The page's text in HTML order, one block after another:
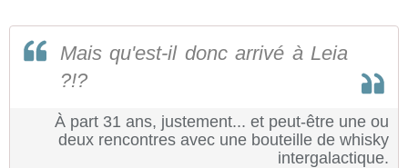
Mais qu'est-il donc arrivé à Leia
?!?
À part 31 ans, justement... et peut-être une ou
deux rencontres avec une bouteille de whisky
intergalactique.